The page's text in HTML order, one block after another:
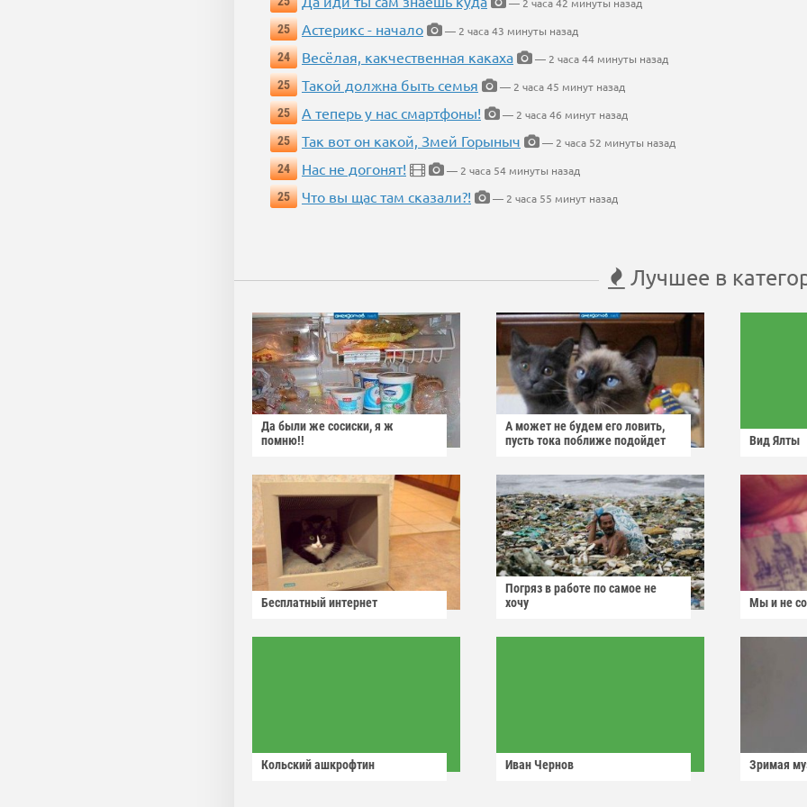
25
Астерикс - начало
— 2 часа 43 минуты назад
24
Весёлая, какчественная какаха
— 2 часа 44 минуты назад
25
Такой должна быть семья
— 2 часа 45 минут назад
25
А теперь у нас смартфоны!
— 2 часа 46 минут назад
25
Так вот он какой, Змей Горыныч
— 2 часа 52 минуты назад
24
Нас не догонят!
— 2 часа 54 минуты назад
25
Что вы щас там сказали?! — 2 часа 55 минут назад
Лучшее в
Да были же сосиски, я ж
помню!!
А может не будем его ловить,
пусть тока поближе подойдет
Вид Ялты
Бесплатный интернет
Погряз в работе по самое не
хочу
Мы и не
Кольский ашкрофтин Иван Чернов Зримая